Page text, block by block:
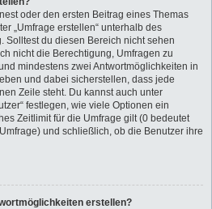
oder den ersten Beitrag eines Themas
„Umfrage erstellen“ unterhalb des
Solltest du diesen Bereich nicht sehen
nicht die Berechtigung, Umfragen zu
mindestens zwei Antwortmöglichkeiten in
und dabei sicherstellen, dass jede
Zeile steht. Du kannst auch unter
festlegen, wie viele Optionen ein
Zeitlimit für die Umfrage gilt (0 bedeutet
und schließlich, ob die Benutzer ihre
erstellen?